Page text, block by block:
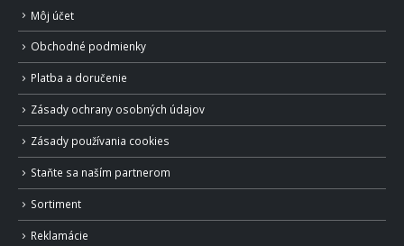
Môj účet
Obchodné podmienky
Platba a doručenie
Zásady ochrany osobných údajov
Zásady používania cookies
Staňte sa naším partnerom
Sortiment
Reklamácie